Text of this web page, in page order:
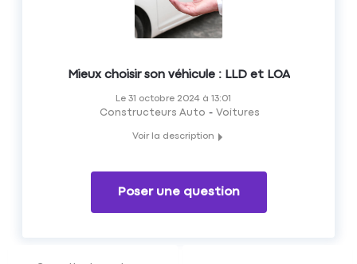
Mieux choisir son véhicule : LLD et LOA
Le 31 octobre 2024 à 13:01
Constructeurs Auto Voitures
Voir la description
pour vous aider à choisir le véhicule le plus adapté à votre
Poser une question